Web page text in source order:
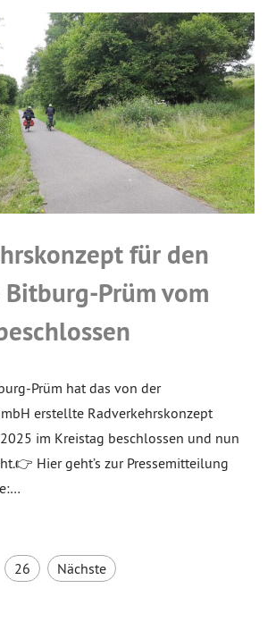
für den
Prüm vom
Prüm hat das von der
erstellte Radverkehrskonzept
im Kreistag beschlossen und nun
Hier geht’s zur Pressemitteilung
der
26 Nächste